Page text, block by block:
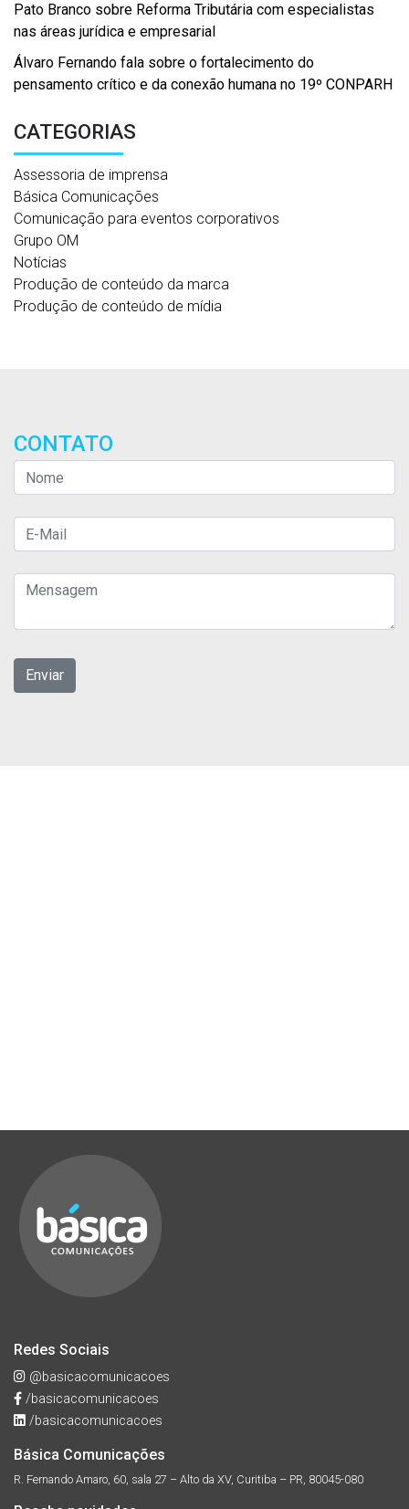
Pato Branco sobre Reforma Tributária com especialistas
nas áreas jurídica e empresarial
Álvaro Fernando fala sobre o fortalecimento do
pensamento crítico e da conexão humana no 19º CONPARH
CATEGORIAS
Assessoria de imprensa
Básica Comunicações
Comunicação para eventos corporativos
Grupo OM
Notícias
Produção de conteúdo da marca
Produção de conteúdo de mídia
CONTATO
Redes Sociais
@basicacomunicacoes
/basicacomunicacoes
/basicacomunicacoes
Básica Comunicações
R. Fernando Amaro, 60, sala 27 – Alto da XV, Curitiba – PR, 80045-080